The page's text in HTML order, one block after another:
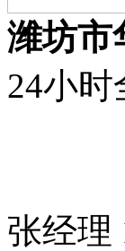
潍坊市
24小
张经理